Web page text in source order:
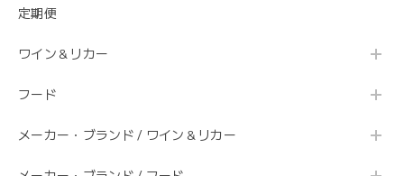
定期便
ワイン＆リカー
フード
メーカー・ブランド / ワイン＆リカー